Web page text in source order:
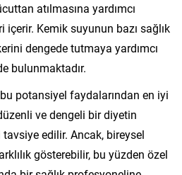
atılmasına yardımcı
Kemik suyunun bazı sağlık
dengede tutmaya yardımcı
bulunmaktadır.
potansiyel faydalarından en iyi
ve dengeli bir diyetin
edilir. Ancak, bireysel
gösterebilir, bu yüzden özel